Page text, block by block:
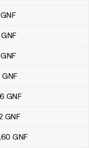
Arabe Unite în franci
GNF
GNF
GNF
GNF
GNF
GNF
,60 GNF